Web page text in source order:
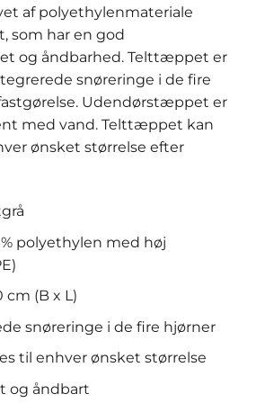
af polyethylenmateriale
som har en god
og åndbarhed. Telttæppet er
snøreringe i de fire
Udendørstæppet er
med vand. Telttæppet kan
ønsket størrelse efter
% polyethylen med høj
cm (B x L)
snøreringe i de fire hjørner
til enhver ønsket størrelse
og åndbart